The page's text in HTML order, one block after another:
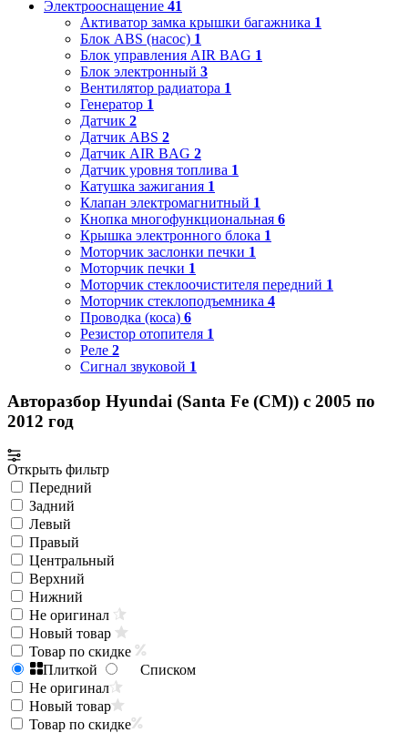
Электрооснащение 41
Активатор замка крышки багажника 1
Блок ABS (насос) 1
Блок управления AIR BAG 1
Блок электронный 3
Вентилятор радиатора 1
Генератор 1
Датчик 2
Датчик ABS 2
Датчик AIR BAG 2
Датчик уровня топлива 1
Катушка зажигания 1
Клапан электромагнитный 1
Кнопка многофункциональная 6
Крышка электронного блока 1
Моторчик заслонки печки 1
Моторчик печки 1
Моторчик стеклоочистителя передний 1
Моторчик стеклоподъемника 4
Проводка (коса) 6
Резистор отопителя 1
Реле 2
Сигнал звуковой 1
Авторазбор Hyundai (Santa Fe (CM)) с 2005 по
2012 год
Открыть фильтр
Передний
Задний
Левый
Правый
Центральный
Верхний
Нижний
Не оригинал
Новый товар
Товар по скидке
Плиткой
Списком
Не оригинал
Новый товар
Товар по скидке